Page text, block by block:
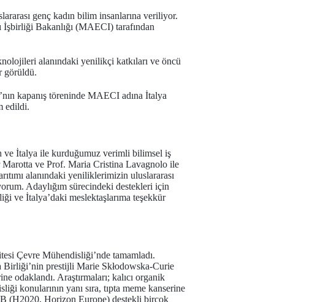
genç kadın bilim insanlarına veriliyor.
Bakanlığı (MAECI) tarafından
alanındaki yenilikçi katkıları ve öncü
görüldü.
kapanış töreninde MAECI adına İtalya
edildi.
ve İtalya ile kurduğumuz verimli bilimsel iş
Marotta ve Prof. Maria Cristina Lavagnolo ile
alanındaki yeniliklerimizin uluslararası
Adaylığım sürecindeki destekleri için
ve İtalya’daki meslektaşlarıma teşekkür
Çevre Mühendisliği’nde tamamladı.
prestijli Marie Skłodowska-Curie
odaklandı. Araştırmaları; kalıcı organik
konularının yanı sıra, tıpta meme kanserine
(H2020, Horizon Europe) destekli birçok